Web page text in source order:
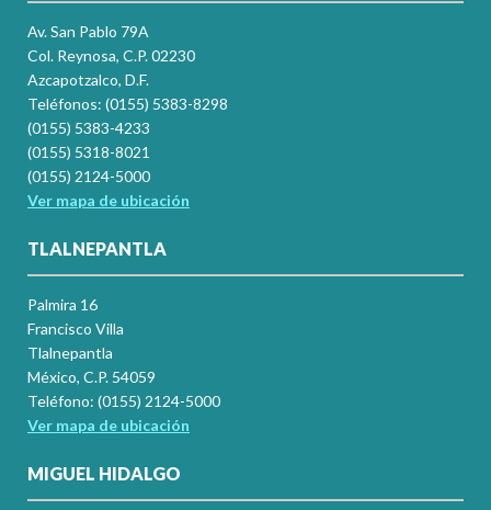
Av. San Pablo 79A
Col. Reynosa, C.P. 02230
Azcapotzalco, D.F.
Teléfonos: (0155) 5383-8298
(0155) 5383-4233
(0155) 5318-8021
(0155) 2124-5000
Ver mapa de ubicación
TLALNEPANTLA
Palmira 16
Francisco Villa
Tlalnepantla
México, C.P. 54059
Teléfono: (0155) 2124-5000
Ver mapa de ubicación
MIGUEL HIDALGO